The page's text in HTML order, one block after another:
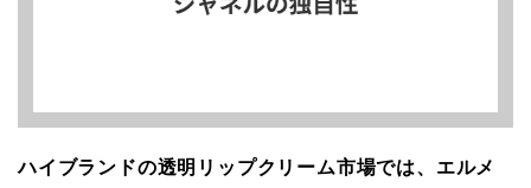
ハイブランドの透明リップクリーム市場では、エルメ